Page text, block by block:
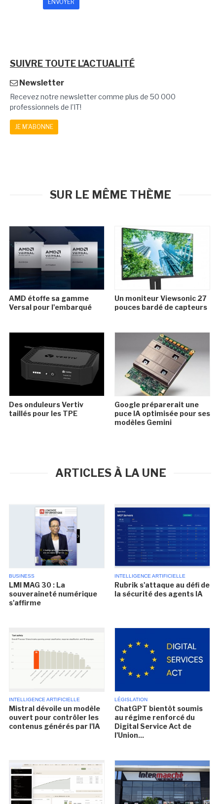
SUIVRE TOUTE L'ACTUALITÉ
Newsletter
Recevez notre newsletter comme plus de 50 000
professionnels de l'IT!
JE M'ABONNE
SUR LE MÊME THÈME
AMD étoffe sa gamme
Versal pour l'embarqué
Un moniteur Viewsonic 27
pouces bardé de capteurs
Des onduleurs Vertiv
taillés pour les TPE
Google préparerait une
puce IA optimisée pour ses
modèles Gemini
ARTICLES À LA UNE
BUSINESS
LMI MAG 30 : La
souveraineté numérique
s'affirme
INTELLIGENCE ARTIFICIELLE
Rubrik s'attaque au défi de
la sécurité des agents IA
INTELLIGENCE ARTIFICIELLE
Mistral dévoile un modèle
ouvert pour contrôler les
contenus générés par l'IA
LÉGISLATION
ChatGPT bientôt soumis
au régime renforcé du
Digital Service Act de
l'Union...